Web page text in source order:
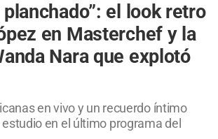
planchado”: el look retro
en Masterchef y la
Nara que explotó
en vivo y un recuerdo íntimo
en el último programa del